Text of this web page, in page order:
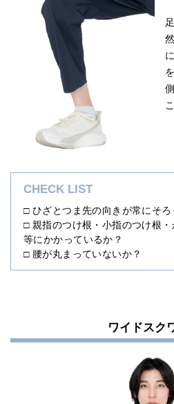
CHECK LIST
□ ひざとつま先の向きが常にそろ
□ 親指のつけ根・小指のつけ根
等にかかっているか？
□ 腰が丸まっていないか？
ワイドスク